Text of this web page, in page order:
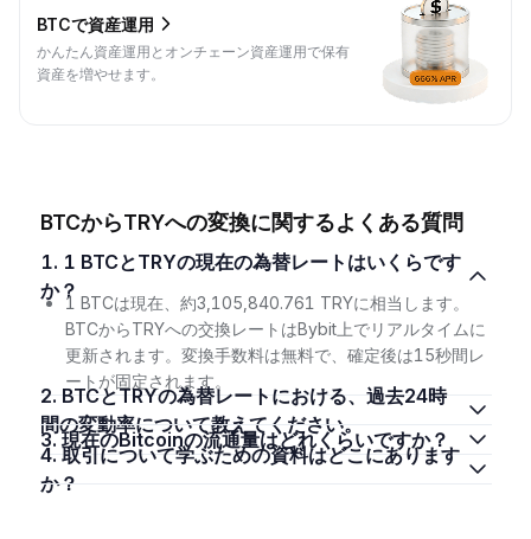
BTCで資産運用
かんたん資産運用とオンチェーン資産運用で保有
資産を増やせます。
BTCからTRYへの変換に関するよくある質問
1. 1 BTCとTRYの現在の為替レートはいくらです
か？
1 BTCは現在、約3,105,840.761 TRYに相当します。
BTCからTRYへの交換レートはBybit上でリアルタイムに
更新されます。変換手数料は無料で、確定後は15秒間レ
ートが固定されます。
2. BTCとTRYの為替レートにおける、過去24時
間の変動率について教えてください。
3. 現在のBitcoinの流通量はどれくらいですか？
4. 取引について学ぶための資料はどこにあります
か？